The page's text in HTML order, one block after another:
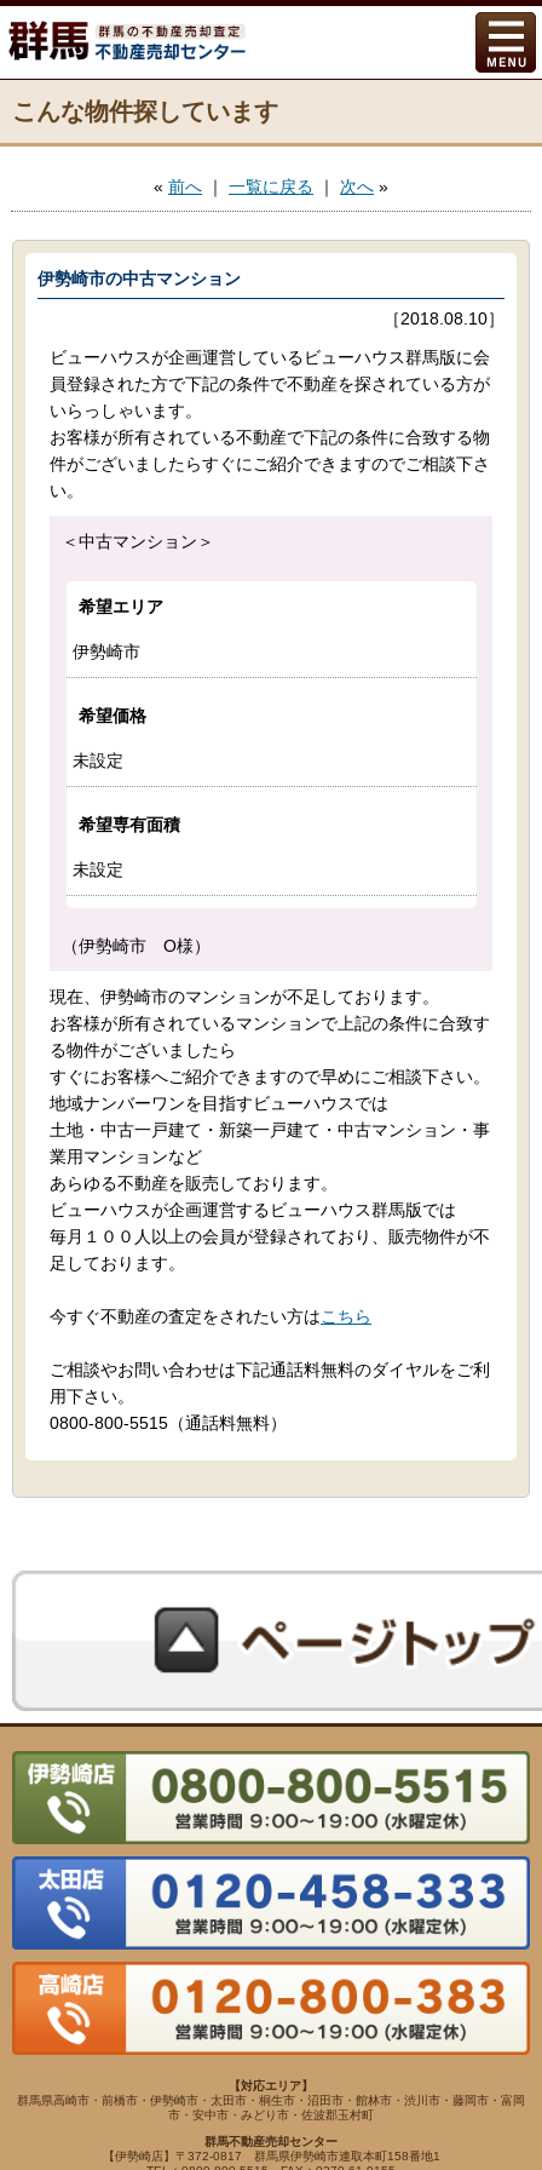
こんな物件探しています
« 前へ ｜ 一覧に戻る ｜ 次へ »
伊勢崎市の中古マンション
［2018.08.10］
ビューハウスが企画運営しているビューハウス群馬版に会
員登録された方で下記の条件で不動産を探されている方が
いらっしゃいます。
お客様が所有されている不動産で下記の条件に合致する物
件がございましたらすぐにご紹介できますのでご相談下さ
い。
＜中古マンション＞
希望エリア
伊勢崎市
希望価格
未設定
希望専有面積
未設定
（伊勢崎市 O様）
現在、伊勢崎市のマンションが不足しております。
お客様が所有されているマンションで上記の条件に合致す
る物件がございましたら
すぐにお客様へご紹介できますので早めにご相談下さい。
地域ナンバーワンを目指すビューハウスでは
土地・中古一戸建て・新築一戸建て・中古マンション・事
業用マンションなど
あらゆる不動産を販売しております。
ビューハウスが企画運営するビューハウス群馬版では
毎月１００人以上の会員が登録されており、販売物件が不
足しております。
今すぐ不動産の査定をされたい方はこちら
ご相談やお問い合わせは下記通話料無料のダイヤルをご利
用下さい。
0800-800-5515（通話料無料）
【対応エリア】
群馬県高崎市・前橋市・伊勢崎市・太田市・桐生市・沼田市・館林市・渋川市・藤岡市・富岡
市・安中市・みどり市・佐波郡玉村町
群馬不動産売却センター
【伊勢崎店】〒372-0817 群馬県伊勢崎市連取本町158番地1